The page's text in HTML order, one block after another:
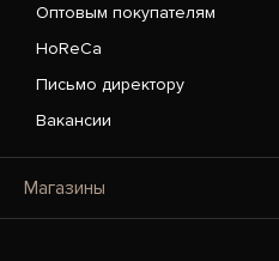
Оптовым покупателям
HoReCa
Письмо директору
Вакансии
Магазины